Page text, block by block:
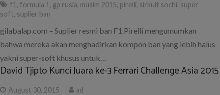
f1 , formula 1 , gp rusia, musim 2015, pirelli, sirkuit sochi, super
soft, suplier ban
gilabalap.com – Suplier resmi ban F1 Pirelli mengumumkan
bahwa mereka akan menghadirkan kompon ban yang lebih halus
yakni super-soft khusus untuk…
David Tjipto Kunci Juara ke-3 Ferrari Challenge Asia 2015
August 30, 2015
ad